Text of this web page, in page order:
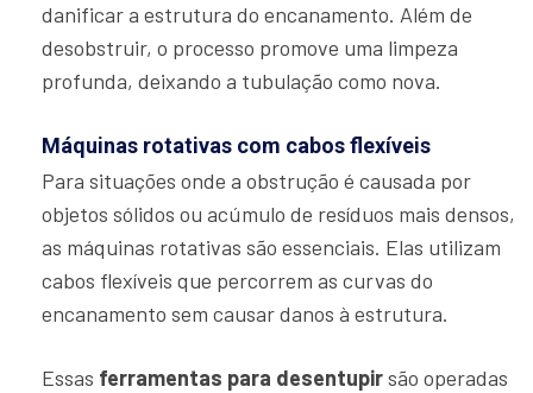
danificar a estrutura do encanamento. Além de
desobstruir, o processo promove uma limpeza
profunda, deixando a tubulação como nova.
Máquinas rotativas com cabos flexíveis
Para situações onde a obstrução é causada por
objetos sólidos ou acúmulo de resíduos mais densos,
as máquinas rotativas são essenciais. Elas utilizam
cabos flexíveis que percorrem as curvas do
encanamento sem causar danos à estrutura.
Essas ferramentas para desentupirsão operadas